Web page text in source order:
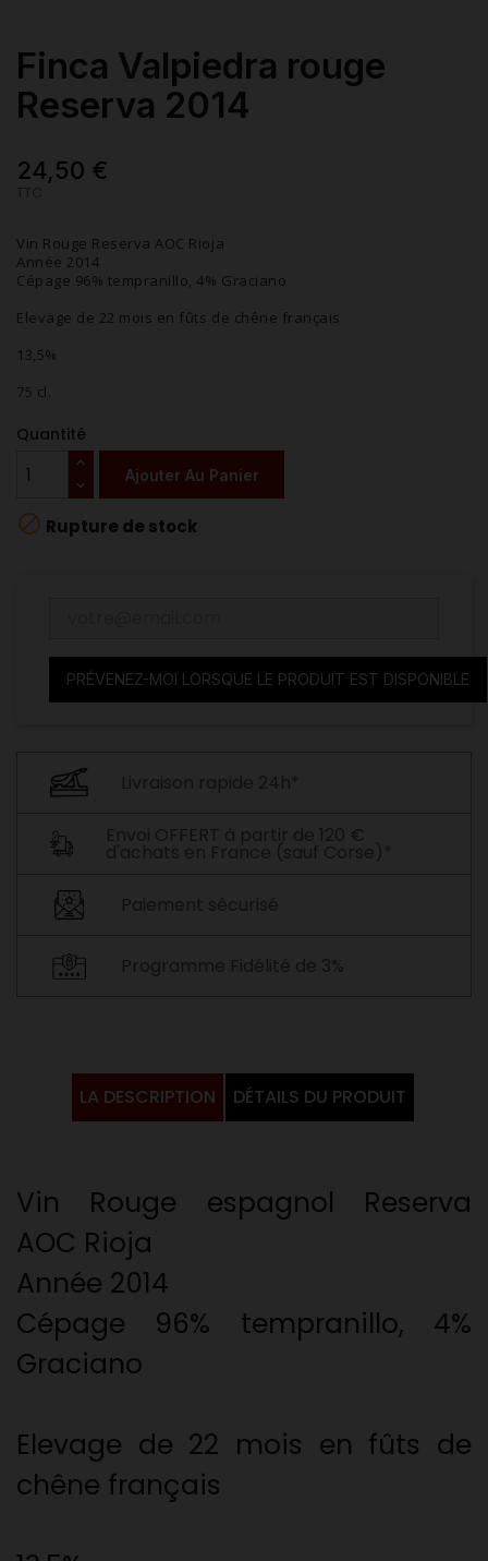
Finca Valpiedra rouge
Reserva 2014
24,50 €
Vin Rouge Reserva AOC Rioja
Année 2014
Cépage 96% tempranillo, 4% Graciano
Elevage de 22 mois en fûts de chêne français
13,5%
75 cl.
Quantité
Ajouter Au Panier
 Rupture de stock
PRÉVENEZ-MOI LORSQUE LE PRODUIT EST DISPONIBLE
LA DESCRIPTION DÉTAILS DU PRODUIT
Vin Rouge espagnol Reserva
AOC Rioja
Année 2014
Cépage 96% tempranillo, 4%
Graciano
Elevage de 22 mois en fûts de
chêne français